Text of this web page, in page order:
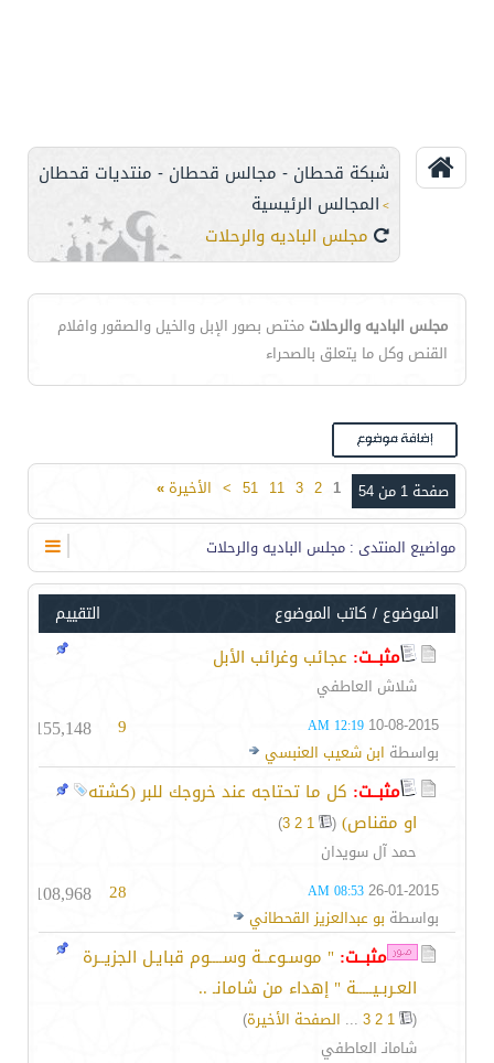
شبكة قحطان - مجالس قحطان - منتديات قحطان
> المجالس الرئيسية
مجلس الباديه والرحلات
مجلس الباديه والرحلات مختص بصور الإبل والخيل والصقور وافلام
القنص وكل ما يتعلق بالصحراء
صفحة 1 من 54 1
2
3
11
51
> الأخيرة»
مواضيع المنتدى : مجلس الباديه والرحلات
التقييم الموضوع / كاتب الموضوع
مثبــت: عجائب وغرائب الأبل
شلاش العاطفي
10-08-2015
12:19 AM
بواسطة ابن شعيب العنبسي
9
155,148
مثبــت: كل ما تحتاجه عند خروجك للبر (كشته
او مقناص) (
1
2
3
)
حمد آل سويدان
26-01-2015
08:53 AM
بواسطة بو عبدالعزيز القحطاني
28
108,968
مثبــت: " موسـوعــة وســــوم قبايـل الجزيــرة
العـربـيـــــة " إهداء من شامانـ ..
(
1
2
3
... الصفحة الأخيرة)
شامانـ العاطفي